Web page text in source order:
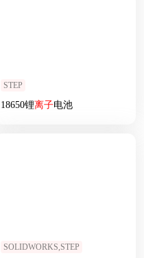
STEP
18650锂离子电池
SOLIDWORKS,STEP